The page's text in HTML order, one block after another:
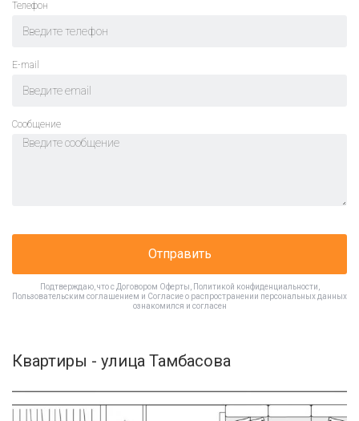
Телефон
E-mail
Cообщение
Отправить
Подтверждаю, что с Договором Оферты Политикой конфиденциальности
Пользовательским соглашением и Согласие о распространении персональных данных
ознакомился и согласен
Квартиры - улица Тамбасова